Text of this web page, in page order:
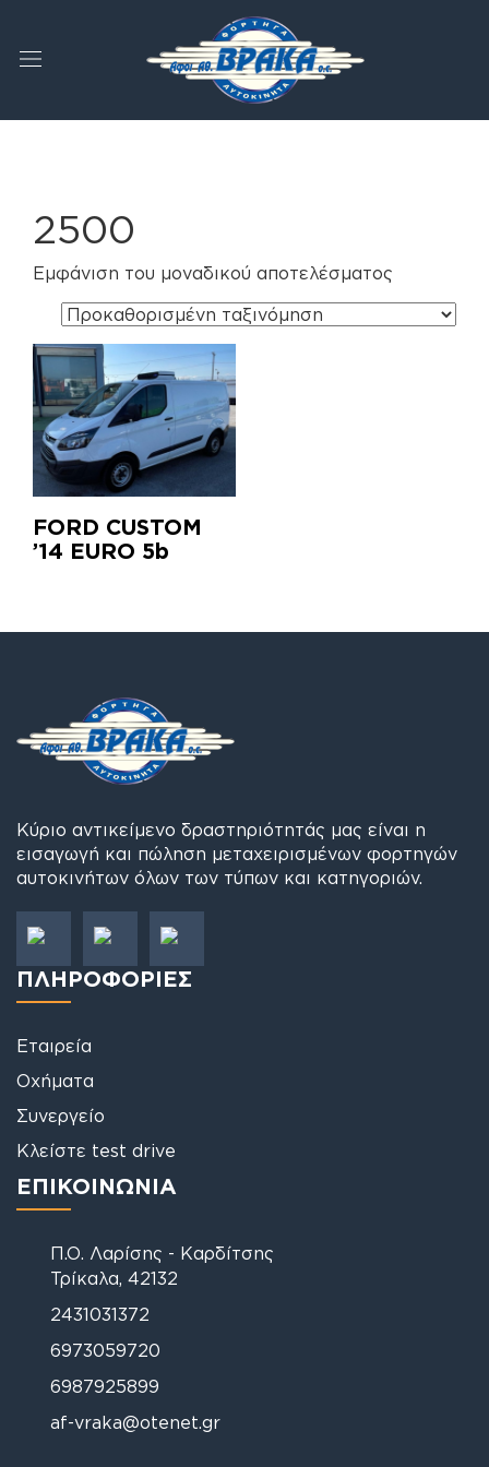
2500
Εμφάνιση του μοναδικού αποτελέσματος
FORD CUSTOM
’14 EURO 5b
Κύριο αντικείμενο δραστηριότητάς μας είναι η
εισαγωγή και πώληση μεταχειρισμένων φορτηγών
αυτοκινήτων όλων των τύπων και κατηγοριών.
ΠΛΗΡΟΦΟΡΙΕΣ
Εταιρεία
Οχήματα
Συνεργείο
Κλείστε test drive
ΕΠΙΚΟΙΝΩΝΙΑ
Π.Ο. Λαρίσης - Καρδίτσης
Τρίκαλα, 42132
2431031372
6973059720
6987925899
af-vraka@otenet.gr